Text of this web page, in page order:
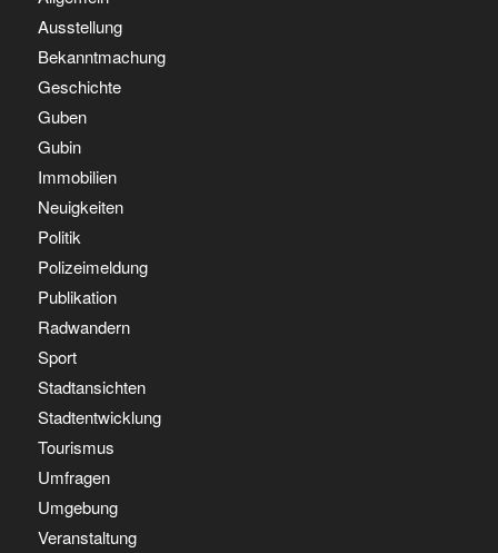
Ausstellung
Bekanntmachung
Geschichte
Guben
Gubin
Immobilien
Neuigkeiten
Politik
Polizeimeldung
Publikation
Radwandern
Sport
Stadtansichten
Stadtentwicklung
Tourismus
Umfragen
Umgebung
Veranstaltung